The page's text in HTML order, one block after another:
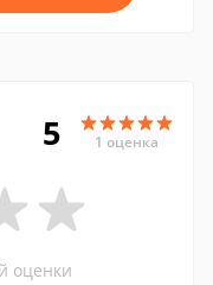
5 1 оценка
оценки